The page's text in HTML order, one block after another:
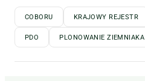
COBORU KRAJOWY REJESTR
PDO PLONOWANIE ZIEMNIAKA